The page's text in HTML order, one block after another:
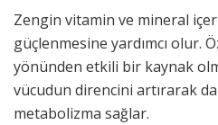
Zengin vitamin ve mineral
güçlenmesine yardımcı olur.
yönünden etkili bir kaynak
vücudun direncini artırarak
metabolizma sağlar.